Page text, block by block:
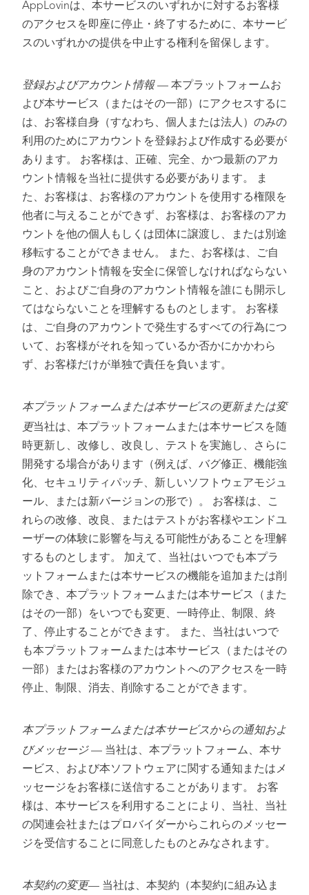
AppLovinは、本サービスのいずれかに対するお客様
のアクセスを即座に停止・終了するために、本サービ
スのいずれかの提供を中止する権利を留保します。
登録およびアカウント情報 — 本プラットフォームお
よび本サービス（またはその一部）にアクセスするに
は、お客様自身（すなわち、個人または法人）のみの
利用のためにアカウントを登録および作成する必要が
あります。 お客様は、正確、完全、かつ最新のアカ
ウント情報を当社に提供する必要があります。 ま
た、お客様は、お客様のアカウントを使用する権限を
他者に与えることができず、お客様は、お客様のアカ
ウントを他の個人もしくは団体に譲渡し、または別途
移転することができません。 また、お客様は、ご自
身のアカウント情報を安全に保管しなければならない
こと、およびご自身のアカウント情報を誰にも開示し
てはならないことを理解するものとします。 お客様
は、ご自身のアカウントで発生するすべての行為につ
いて、お客様がそれを知っているか否かにかかわら
ず、お客様だけが単独で責任を負います。
本プラットフォームまたは本サービスの更新または変
更当社は、本プラットフォームまたは本サービスを随
時更新し、改修し、改良し、テストを実施し、さらに
開発する場合があります（例えば、バグ修正、機能強
化、セキュリティパッチ、新しいソフトウェアモジュ
ール、または新バージョンの形で）。 お客様は、こ
れらの改修、改良、またはテストがお客様やエンドユ
ーザーの体験に影響を与える可能性があることを理解
するものとします。 加えて、当社はいつでも本プラ
ットフォームまたは本サービスの機能を追加または削
除でき、本プラットフォームまたは本サービス（また
はその一部）をいつでも変更、一時停止、制限、終
了、停止することができます。 また、当社はいつで
も本プラットフォームまたは本サービス（またはその
一部）またはお客様のアカウントへのアクセスを一時
停止、制限、消去、削除することができます。
本プラットフォームまたは本サービスからの通知およ
びメッセージ— 当社は、本プラットフォーム、本サ
ービス、および本ソフトウェアに関する通知またはメ
ッセージをお客様に送信することがあります。 お客
様は、本サービスを利用することにより、当社、当社
の関連会社またはプロバイダーからこれらのメッセー
ジを受信することに同意したものとみなされます。
本契約の変更— 当社は、本契約（本契約に組み込ま